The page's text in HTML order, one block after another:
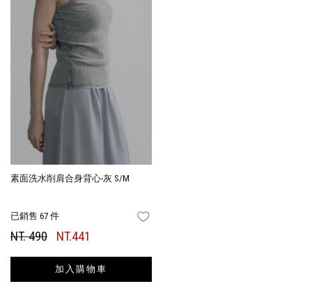
素面洗水削肩合身背心-灰 S/M
已銷售 67 件
NT. 490 NT.441
加入購物車